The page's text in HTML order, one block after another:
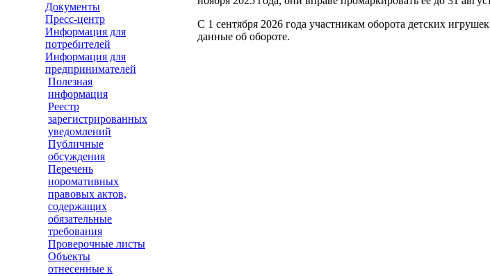
Документы
Пресс-центр
Информация для
потребителей
Информация для
предпринимателей
Полезная
информация
Реестр
зарегистрированных
уведомлений
Публичные
обсуждения
Перечень
норомативных
правовых актов,
содержащих
обязательные
требования
Проверочные листы
Объекты
отнесенные к
С 1 сентября 2026 года участникам оборота детских
данные об обороте.